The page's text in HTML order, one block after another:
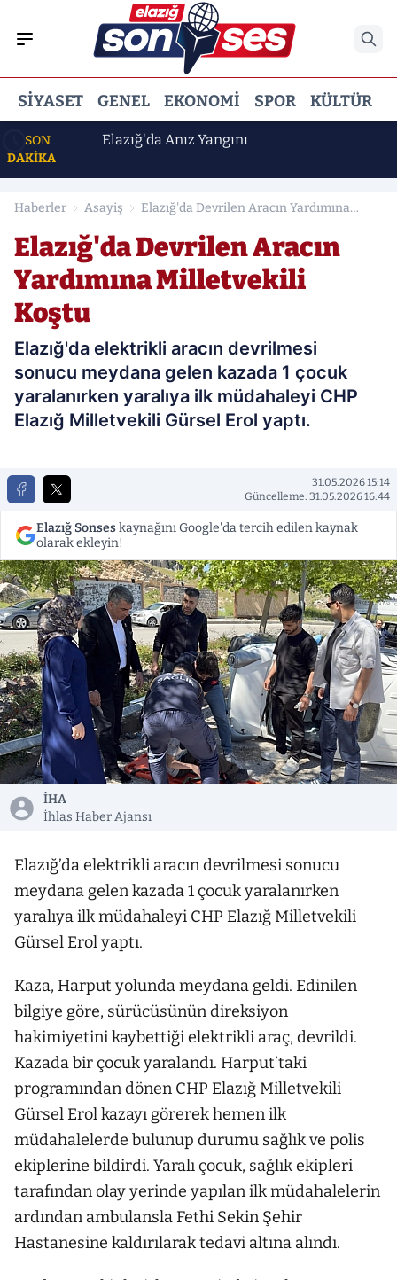
SIYASET GENEL EKONOMI SPOR KÜLTÜR
SON
DAKİKA
Elazığ'da Anız Yangını
Haberler Asayiş
Elazığ'da Devrilen Aracın Yardımına
Elazığ'da Devrilen Aracın
Yardımına Milletvekili
Koştu
Elazığ'da elektrikli aracın devrilmesi
sonucu meydana gelen kazada 1 çocuk
yaralanırken yaralıya ilk müdahaleyi CHP
Elazığ Milletvekili Gürsel Erol yaptı.
31.05.2026 15:14
Güncelleme: 31.05.2026 16:44
Elazığ Sonseskaynağını Google'da tercih edilen kaynak
olarak ekleyin!
İHA
İhlas Haber Ajansı
Elazığ’da elektrikli aracın devrilmesi sonucu
meydana gelen kazada 1 çocuk yaralanırken
yaralıya ilk müdahaleyi CHP Elazığ Milletvekili
Gürsel Erol yaptı.
Kaza, Harput yolunda meydana geldi. Edinilen
bilgiye göre, sürücüsünün direksiyon
hakimiyetini kaybettiği elektrikli araç, devrildi.
Kazada bir çocuk yaralandı. Harput’taki
programından dönen CHP Elazığ Milletvekili
Gürsel Erol kazayı görerek hemen ilk
müdahalelerde bulunup durumu sağlık ve polis
ekiplerine bildirdi. Yaralı çocuk, sağlık ekipleri
tarafından olay yerinde yapılan ilk müdahalelerin
ardından ambulansla Fethi Sekin Şehir
Hastanesine kaldırılarak tedavi altına alındı.